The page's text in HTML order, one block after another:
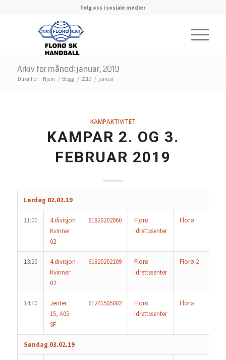
Følg oss i sosiale medier
Arkiv for måned: januar, 2019
Du er her: Hjem / Blogg / 2019 / januar
KAMPAKTIVITET
KAMPAR 2. OG 3.
FEBRUAR 2019
Lørdag 02.02.19
11:00
4.divisjon
Kvinner
02
61820202060
Florø
idrettssenter
Florø
13:20
4.divisjon
Kvinner
02
61820202109
Florø
idrettssenter
Florø 2
14:40
Jenter
15, A05
SF
61241505002
Florø
idrettssenter
Florø
Søndag 03.02.19